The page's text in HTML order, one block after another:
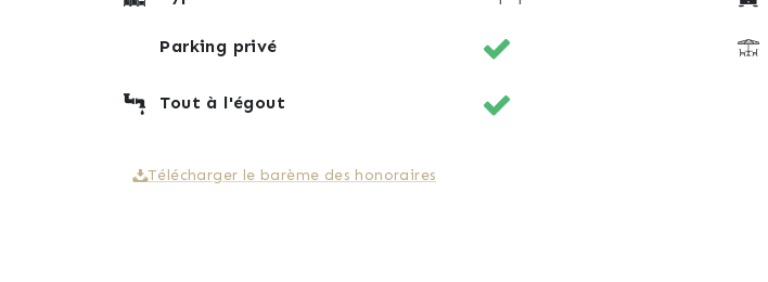
Parking privé
Tout à l'égout
Télécharger le barème des honoraires